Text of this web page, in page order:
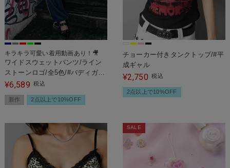
キラキラ可愛い着用動画あり！🎥
ワイドスウェットパンツ/ライン
ストーンロゴ/全5色/#バディガー
ル
¥6,589 税込
新作 2点以上で10%OFF
チョーカー付きタンクトップ/#平
成ギャル
¥2,750 税込
2点以上で10%OFF
SALE